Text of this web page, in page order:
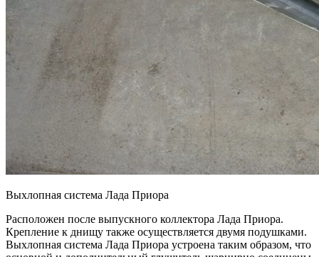
Выхлопная система Лада Приора
Расположен после выпускного коллектора Лада Приора.
Крепление к днищу также осуществляется двумя подушками.
Выхлопная система Лада Приора устроена таким образом, что